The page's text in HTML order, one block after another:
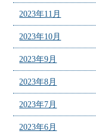
2023年11月
2023年10月
2023年9月
2023年8月
2023年7月
2023年6月